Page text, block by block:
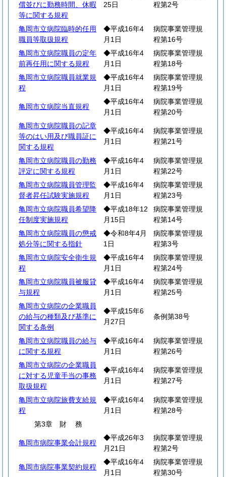
償並びに勤務時間、休暇
等に関する規程
25日
程第2号
亀岡市立病院臨時的任用
職員等取扱規程
◆平成16年4
月1日
病院事業管理規
程第16号
亀岡市立病院職員の定年
前再任用に関する規程
◆平成16年4
月1日
病院事業管理規
程第18号
亀岡市立病院職員就業規
程
◆平成16年4
月1日
病院事業管理規
程第19号
亀岡市立病院当直規程
◆平成16年4
月1日
病院事業管理規
程第20号
亀岡市立病院職員の記章
等のはい用及び職員証に
関する規程
◆平成16年4
月1日
病院事業管理規
程第21号
亀岡市立病院職員の勤務
評定に関する規程
◆平成16年4
月1日
病院事業管理規
程第22号
亀岡市立病院職員管理監
督者昇任試験実施規程
◆平成16年4
月1日
病院事業管理規
程第23号
亀岡市立病院職員希望降
任制度実施規程
◆平成18年12
月15日
病院事業管理規
程第14号
亀岡市立病院職員の懲戒
処分等に関する指針
◆令和8年4月
1日
病院事業管理規
程第3号
亀岡市立病院安全衛生規
程
◆平成16年4
月1日
病院事業管理規
程第24号
亀岡市立病院職員被服貸
与規程
◆平成16年4
月1日
病院事業管理規
程第25号
亀岡市立病院の企業職員
の給与の種類及び基準に
関する条例
◆平成15年6
月27日
条例第38号
亀岡市立病院職員の給与
に関する規程
◆平成16年4
月1日
病院事業管理規
程第26号
亀岡市立病院の企業職員
に対する児童手当の事務
取扱規程
◆平成16年4
月1日
病院事業管理規
程第27号
亀岡市立病院旅費支給規
程
◆平成16年4
月1日
病院事業管理規
程第28号
第3章 財務
亀岡市病院事業会計規程
◆平成26年3
月21日
病院事業管理規
程第2号
亀岡市病院事業契約規程
◆平成16年4
月1日
病院事業管理規
程第30号